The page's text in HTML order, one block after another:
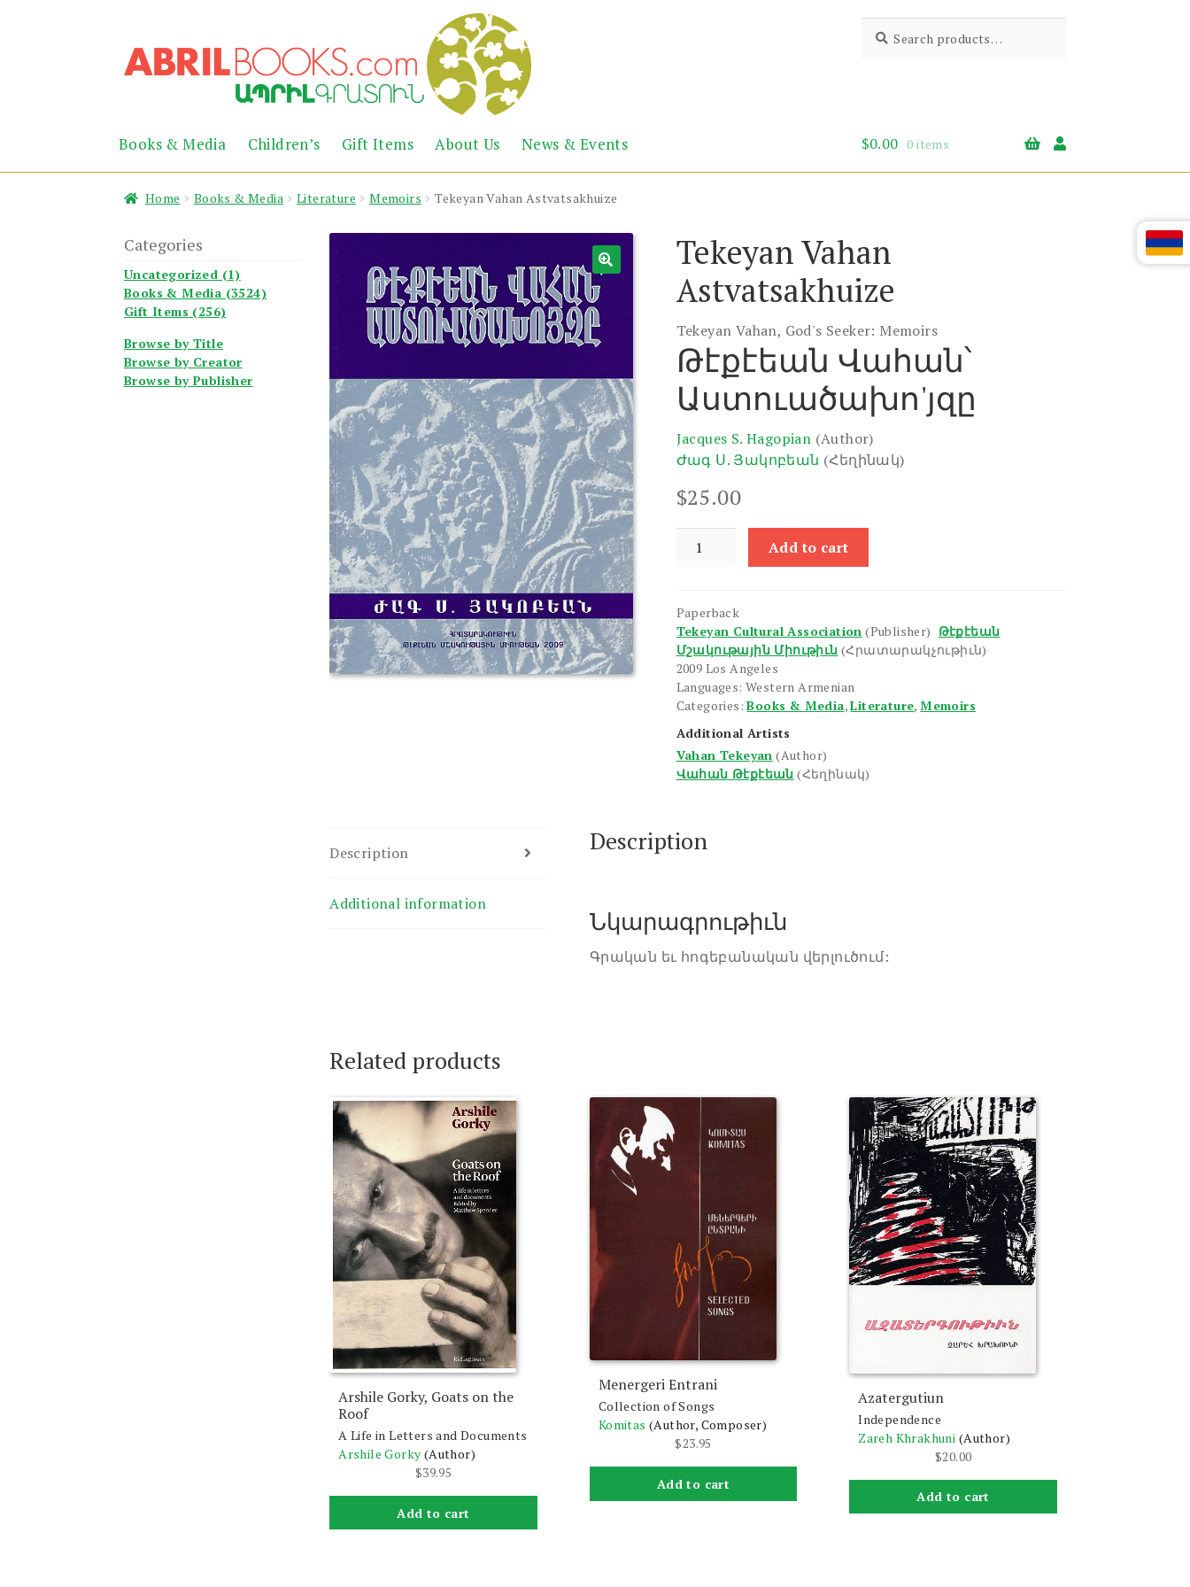
to
navigation
to
content
Abril
Books
the
Armenian
Heritage
for:
Books & Media Children’s Gift Items About Us News & Events $0.00 0 items
Home Books & Media Literature Memoirs Tekeyan Vahan Astvatsakhuize
Tekeyan Vahan
Astvatsakhuize
Tekeyan Vahan, God's Seeker: Memoirs
Թէքէեան Վահան՝
Աստուածախո'յզը
Jacques S. Hagopian (Author)
Ժագ Ս. Յակոբեան (Հեղինակ)
$25.00
Vahan
Add to cart
Paperback
Tekeyan Cultural Association (Publisher) Թէքէեան
Մշակութային Միութիւն (Հրատարակչութիւն)
2009 Los Angeles
Languages: Western Armenian
Categories:Books & Media,Literature,Memoirs
Additional Artists
Vahan Tekeyan (Author)
Վահան Թէքէեան (Հեղինակ)
Description
Additional information
Description
Նկարագրութիւն
Գրական եւ հոգեբանական վերլուծում:
Related products
Arshile Gorky, Goats on the
Roof
A Life in Letters and Documents
Arshile Gorky (Author)
$39.95
Add to cart
Menergeri Entrani
Collection of Songs
Komitas (Author, Composer)
$23.95
Add to cart
Azatergutiun
Independence
Zareh Khrakhuni (Author)
$20.00
Add to cart
Categories
Uncategorized (1)
Books & Media (3524)
Gift Items (256)
Browse by Title
Browse by Creator
Browse by Publisher